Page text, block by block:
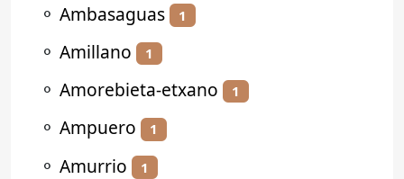
⚬ Ambasaguas 1
⚬ Amillano 1
⚬ Amorebieta-etxano 1
⚬ Ampuero 1
⚬ Amurrio 1